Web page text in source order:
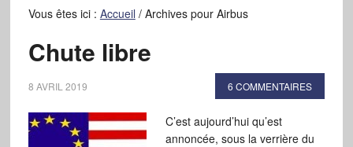
Vous êtes ici : Accueil /Archives pour Airbus
Chute libre
8 AVRIL 2019 6 COMMENTAIRES
C’est aujourd’hui qu’est
annoncée, sous la verrière du